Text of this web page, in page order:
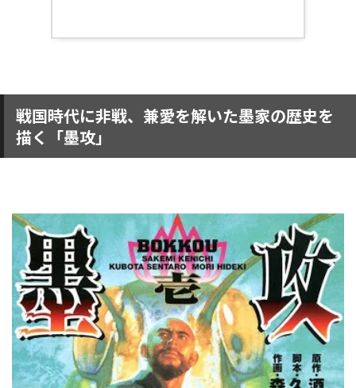
戦国時代に非戦、兼愛を解いた墨家の歴史を
描く「墨攻」